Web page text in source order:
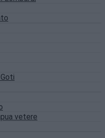
vetere